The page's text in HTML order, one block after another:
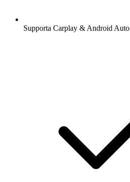
Supporta Carplay & Android Auto